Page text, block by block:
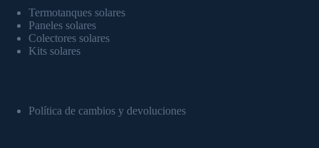
Termotanques solares
Paneles solares
Colectores solares
Kits solares
Política de cambios y devoluciones